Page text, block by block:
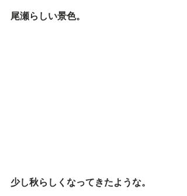
尾瀬らしい景色。
少し秋らしくなってきたような。